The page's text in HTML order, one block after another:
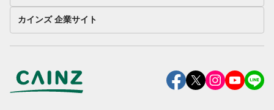
カインズ 企業サイト